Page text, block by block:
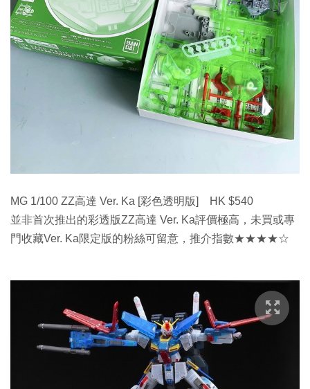
MG 1/100 ZZ高達 Ver. Ka [彩色透明版] HK $540
並非首次推出的彩透版ZZ高達 Ver. Ka評價極高，未買或專
門收藏Ver. Ka限定版的粉絲可留意，推介指數★★★★☆